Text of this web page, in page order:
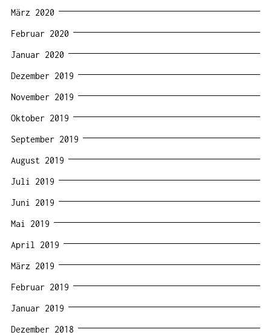
März 2020
Februar 2020
Januar 2020
Dezember 2019
November 2019
Oktober 2019
September 2019
August 2019
Juli 2019
Juni 2019
Mai 2019
April 2019
März 2019
Februar 2019
Januar 2019
Dezember 2018